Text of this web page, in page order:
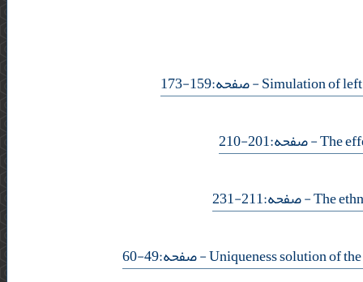
- صفحه:159-173
- صفحه:201-210
- صفحه:211-231
- صفحه:49-60